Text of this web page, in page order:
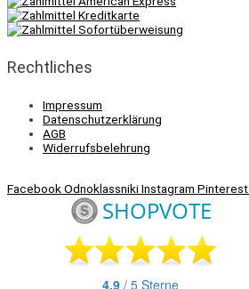
Rechtliches
Impressum
Datenschutzerklärung
AGB
Widerrufsbelehrung
FacebookOdnoklassnikiInstagram Pinterest